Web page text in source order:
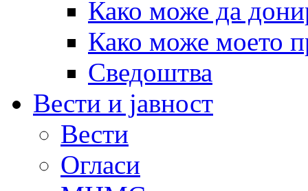
Како може да
Како може моето
Сведоштва
Вести и јавност
Вести
Огласи